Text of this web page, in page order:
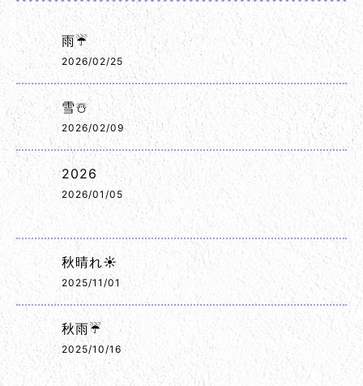
雨☔
2026/02/25
雪☃️
2026/02/09
2026
2026/01/05
秋晴れ☀️
2025/11/01
秋雨☔
2025/10/16